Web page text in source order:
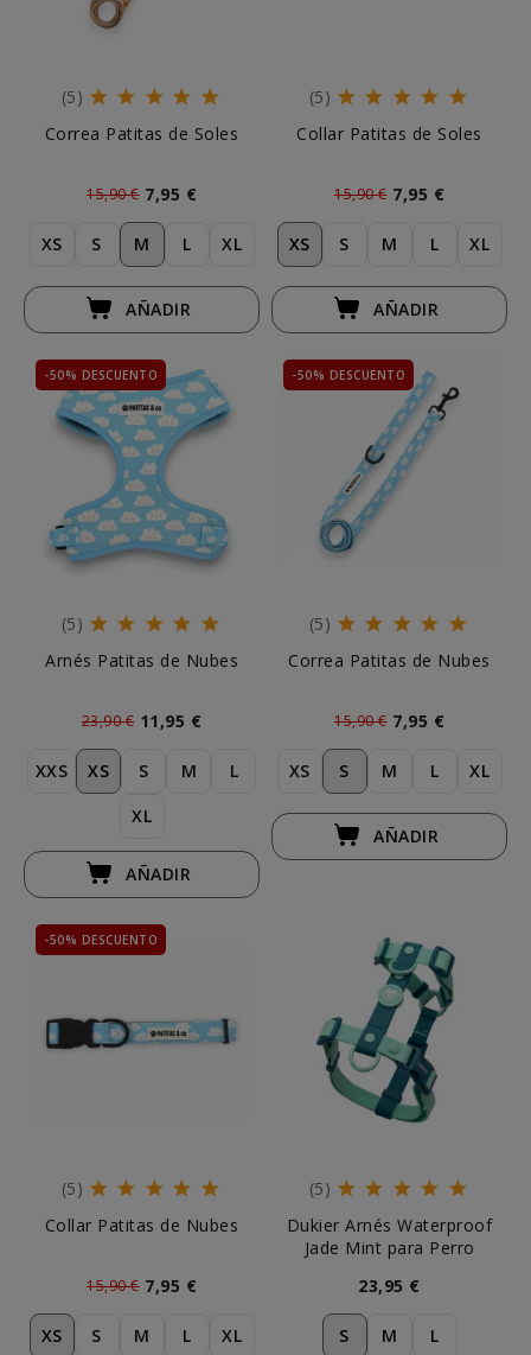
(5)
Correa Patitas de Soles
15,90 € 7,95 €
XS S M L XL
AÑADIR
(5)
Collar Patitas de Soles
15,90 € 7,95 €
XS S M L XL
AÑADIR
-50% DESCUENTO
(5)
Arnés Patitas de Nubes
23,90 € 11,95 €
XXS XS S M
L
XL
AÑADIR
-50% DESCUENTO
(5)
Correa Patitas de Nubes
15,90 € 7,95 €
XS S M L XL
AÑADIR
-50% DESCUENTO
(5)
Collar Patitas de Nubes
15,90 € 7,95 €
XS S M L XL
(5)
Dukier Arnés Waterproof
Jade Mint para Perro
23,95 €
S M L